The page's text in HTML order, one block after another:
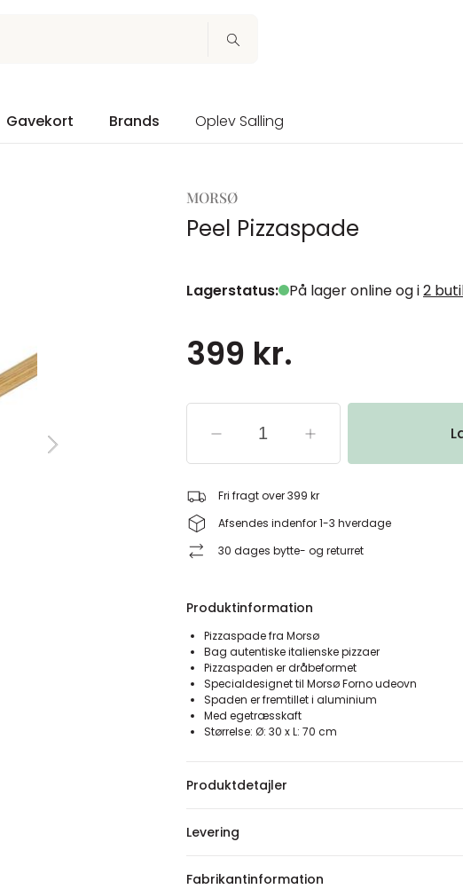
Gavekort Brands Oplev Salling
MORSØ
Peel Pizzaspade
Lagerstatus: På lager online og i2
399 kr.
Fri fragt over 399 kr
Afsendes indenfor 1-3 hverdage
30 dages bytte- og returret
Produktinformation
Pizzaspade fra Morsø
Bag autentiske italienske pizzaer
Pizzaspaden er dråbeformet
Specialdesignet til Morsø Forno udeovn
Spaden er fremtillet i aluminium
Med egetræsskaft
Størrelse: Ø: 30 x L: 70 cm
Produktdetajler
Levering
Fabrikantinformation